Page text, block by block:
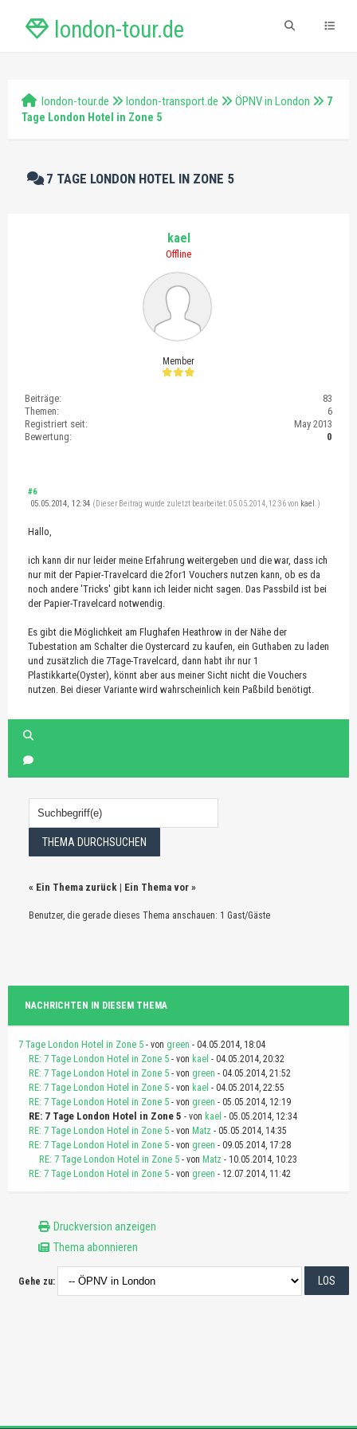
london-tour.de
london-tour.de london-transport.de ÖPNV in London
7
Tage London Hotel in Zone 5
7 TAGE LONDON HOTEL IN ZONE 5
kael
Offline
Member
Beiträge:
83
Themen:
6
Registriert seit:
May 2013
Bewertung:
0
#6
05.05.2014, 12:34 (Dieser Beitrag wurde zuletzt bearbeitet: 05.05.2014, 12:36 von kael .)
Hallo,
ich kann dir nur leider meine Erfahrung weitergeben und die war, dass ich
nur mit der Papier-Travelcard die 2for1 Vouchers nutzen kann, ob es da
noch andere 'Tricks' gibt kann ich leider nicht sagen. Das Passbild ist bei
der Papier-Travelcard notwendig.
Es gibt die Möglichkeit am Flughafen Heathrow in der Nähe der
Tubestation am Schalter die Oystercard zu kaufen, ein Guthaben zu laden
und zusätzlich die 7Tage-Travelcard, dann habt ihr nur 1
Plastikkarte(Oyster), könnt aber aus meiner Sicht nicht die Vouchers
nutzen. Bei dieser Variante wird wahrscheinlich kein Paßbild benötigt.
« Ein Thema zurück | Ein Thema vor »
Benutzer, die gerade dieses Thema anschauen: 1 Gast/Gäste
NACHRICHTEN IN DIESEM THEMA
7 Tage London Hotel in Zone 5 - von green - 04.05.2014, 18:04
RE: 7 Tage London Hotel in Zone 5 - von kael - 04.05.2014, 20:32
RE: 7 Tage London Hotel in Zone 5 - von green - 04.05.2014, 21:52
RE: 7 Tage London Hotel in Zone 5 - von kael - 04.05.2014, 22:55
RE: 7 Tage London Hotel in Zone 5 - von green - 05.05.2014, 12:19
RE: 7 Tage London Hotel in Zone 5 - von kael - 05.05.2014, 12:34
RE: 7 Tage London Hotel in Zone 5 - von Matz - 05.05.2014, 14:35
RE: 7 Tage London Hotel in Zone 5 - von green - 09.05.2014, 17:28
RE: 7 Tage London Hotel in Zone 5 - von Matz - 10.05.2014, 10:23
RE: 7 Tage London Hotel in Zone 5 - von green - 12.07.2014, 11:42
Druckversion anzeigen
Thema abonnieren
Gehe zu: